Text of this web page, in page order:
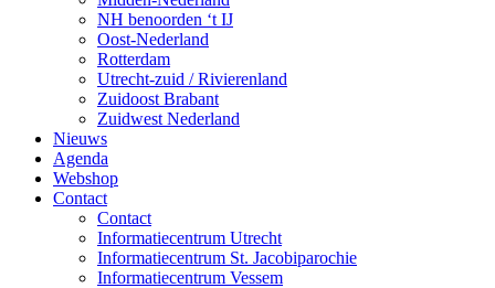
NH benoorden ‘t IJ
Oost-Nederland
Rotterdam
Utrecht-zuid / Rivierenland
Zuidoost Brabant
Zuidwest Nederland
Nieuws
Agenda
Webshop
Contact
Contact
Informatiecentrum Utrecht
Informatiecentrum St. Jacobiparochie
Informatiecentrum Vessem